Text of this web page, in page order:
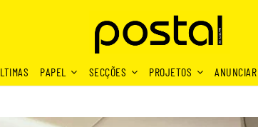
PAPEL SECÇÕES PROJETOS ANUNCIAR